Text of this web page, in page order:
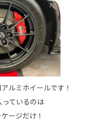
ルミホイールです！
ているのは
ージだけ！